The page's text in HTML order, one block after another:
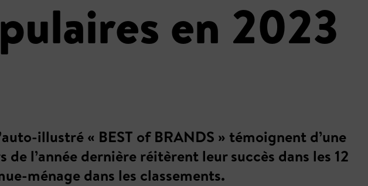
en 2023
illustré « BEST of BRANDS » témoignent d’une
l’année dernière réitèrent leur succès dans les 12
ménage dans les classements.